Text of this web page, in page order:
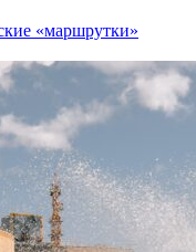
«маршрутки»